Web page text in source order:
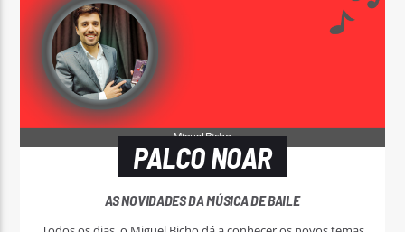
PALCO NOAR
AS NOVIDADES DA MÚSICA DE BAILE